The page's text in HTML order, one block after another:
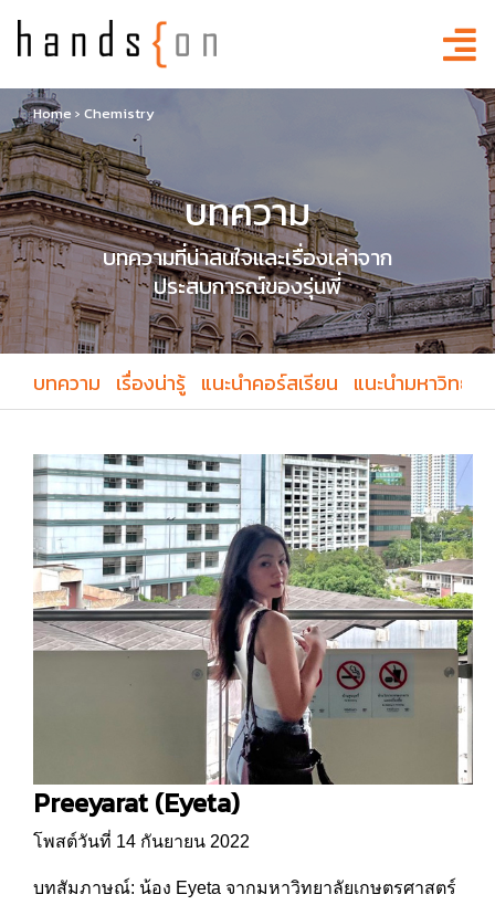
Home › Chemistry
บทความ
บทความที่น่าสนใจและเรื่องเล่าจาก
ประสบการณ์ของรุ่นพี่
บทความ เรื่องน่ารู้ แนะนำคอร์สเรียน แนะนำมหาวิทยา
Preeyarat (Eyeta)
โพสต์วันที่ 14 กันยายน 2022
บทสัมภาษณ์: น้อง Eyeta จากมหาวิทยาลัยเกษตรศาสตร์